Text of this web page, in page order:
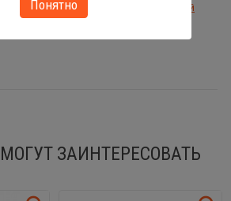
Серия Конструктор с отверткой
ЗАИНТЕРЕСОВАТЬ
Понятно